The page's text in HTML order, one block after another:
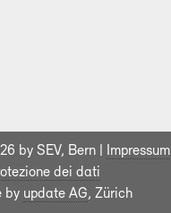
by SEV, Bern | Impressum
dei dati
by update AG, Zürich